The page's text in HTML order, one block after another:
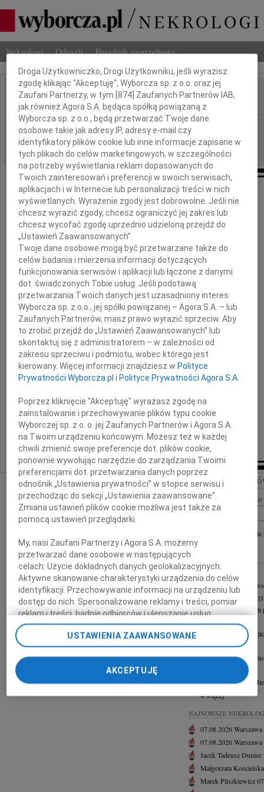
Nekrologi Odeszli Poradnik pogrzebowy
IMIĘ I NAZWISKO:
REGION: Płock
DATA EMISJI: 07.01.2022
Wyrazy najgłębszego współczucia
Panu
Jackowi Wojciechowskiemu
Sędziemu Sądu Okręgowego w Płocku
z powodu śmierci
Matki
kierownictwo, sędziowie oraz pracownicy
Sądu Okręgowego w Płocku
Szukaj
Imię i nazwisko lub numer
+
INNE NEKROLOGI
16.07.2026
Wyrazy głębokiego
Cezary Fijałkowski
Z głębokim
29.06.2026Płock
Naszej Koleżance
19.06.2026Płock
Naszej Koleżance
Płock
Naszemu Koledze
+ więcej
NAJNOWSZE
07.08.2026Warszawa
07.08.2026Warszawa
Jacek Tadeusz Duniec
Małgorzata Kościelska
Marek Pliszkiewicz
Dbamy o Twoją prywatność
Droga Użytkowniczko, Drogi Użytkowniku, jeśli wyrazisz
zgodę klikając "Akceptuję", Wyborcza sp. z o.o. oraz jej
Zaufani Partnerzy, w tym [874 ] Zaufanych Partnerów IAB,
jak również Agora S.A. będąca spółką powiązaną z
Wyborcza sp. z o.o., będą przetwarzać Twoje dane
osobowe takie jak adresy IP, adresy e-mail czy
identyfikatory plików cookie lub inne informacje zapisane w
tych plikach do celów marketingowych, w szczególności
na potrzeby wyświetlania reklam dopasowanych do
Twoich zainteresowań i preferencji w swoich serwisach,
aplikacjach i w Internecie lub personalizacji treści w nich
wyświetlanych. Wyrażenie zgody jest dobrowolne. Jeśli nie
chcesz wyrazić zgody, chcesz ograniczyć jej zakres lub
chcesz wycofać zgodę uprzednio udzieloną przejdź do
„Ustawień Zaawansowanych”.
Twoje dane osobowe mogą być przetwarzane także do
celów badania i mierzenia informacji dotyczących
funkcjonowania serwisów i aplikacji lub łączone z danymi
dot. świadczonych Tobie usług. Jeśli podstawą
przetwarzania Twoich danych jest uzasadniony interes
Wyborcza sp. z o.o., jej spółki powiązanej – Agora S.A. – lub
Zaufanych Partnerów, masz prawo wyrazić sprzeciw. Aby
to zrobić przejdź do „Ustawień Zaawansowanych” lub
skontaktuj się z administratorem – w zależności od
zakresu sprzeciwu i podmiotu, wobec którego jest
kierowany. Więcej informacji znajdziesz w Polityce
Prywatności Wyborcza.pl i Polityce Prywatności Agora S.A.
Poprzez kliknięcie "Akceptuję" wyrażasz zgodę na
zainstalowanie i przechowywanie plików typu cookie
Wyborczej sp. z o. o. jej Zaufanych Partnerów i Agora S.A.
na Twoim urządzeniu końcowym. Możesz też w każdej
chwili zmienić swoje preferencje dot. plików cookie,
ponownie wywołując narzędzie do zarządzania Twoimi
preferencjami dot. przetwarzania danych poprzez
odnośnik „Ustawienia prywatności” w stopce serwisu i
przechodząc do sekcji „Ustawienia zaawansowane”.
Zmiana ustawień plików cookie możliwa jest także za
pomocą ustawień przeglądarki.
My, nasi Zaufani Partnerzy i Agora S.A. możemy
przetwarzać dane osobowe w następujących
celach:Użycie dokładnych danych geolokalizacyjnych.
Aktywne skanowanie charakterystyki urządzenia do celów
identyfikacji. Przechowywanie informacji na urządzeniu lub
dostęp do nich. Spersonalizowane reklamy i treści, pomiar
reklam i treści, badnie odbiorców i ulepszanie usług.
Lista Zaufanych Partnerów
USTAWIENIA ZAAWANSOWANE
AKCEPTUJĘ